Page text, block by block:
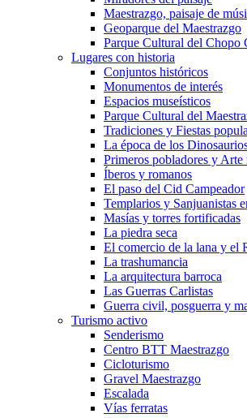
Maestrazgo, paisaje de
Geoparque del Maestrazgo
Parque Cultural del Chopo
Lugares con historia
Conjuntos históricos
Monumentos de interés
Espacios museísticos
Parque Cultural del
Tradiciones y Fiestas
La época de los
Primeros pobladores y Arte
Íberos y romanos
El paso del Cid Campeador
Templarios y Sanjuanistas
Masías y torres fortificadas
La piedra seca
El comercio de la lana y el
La trashumancia
La arquitectura barroca
Las Guerras Carlistas
Guerra civil, posguerra y
Turismo activo
Senderismo
Centro BTT Maestrazgo
Cicloturismo
Gravel Maestrazgo
Escalada
Vías ferratas